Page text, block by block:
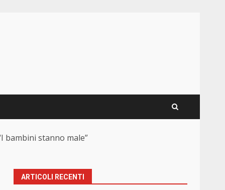
bambini stanno male”
ARTICOLI RECENTI